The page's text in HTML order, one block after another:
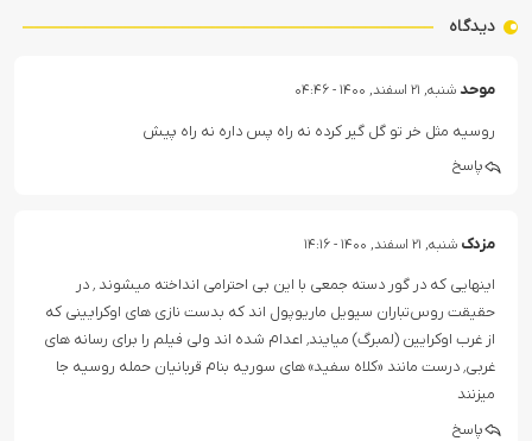
دیدگاه
موحد شنبه, ۲۱ اسفند, ۱۴۰۰ - ۰۴:۴۶
روسیه مثل خر تو گل گیر کرده نه راه پس داره نه راه پیش
پاسخ
مزدک شنبه, ۲۱ اسفند, ۱۴۰۰ - ۱۴:۱۶
اینهایی که در گور دسته جمعی با این بی احترامی انداخته میشوند ٬ در
حقیقت روس‌تباران سیویل ماریوپول اند که بدست نازی های اوکرایینی که
از غرب اوکرایین (لمبرگ) میایند٬ اعدام شده اند ولی فیلم را برای رسانه های
غربی٬ درست مانند «کلاه سفید» های سوریه بنام قربانیان حمله روسیه جا
میزنند
پاسخ